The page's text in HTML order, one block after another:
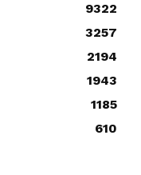
9322
3257
2194
1943
1185
610